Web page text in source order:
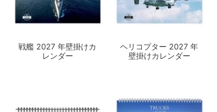
戦艦 2027 年壁掛けカ
レンダー
ヘリコプター 2027 年
壁掛けカレンダー